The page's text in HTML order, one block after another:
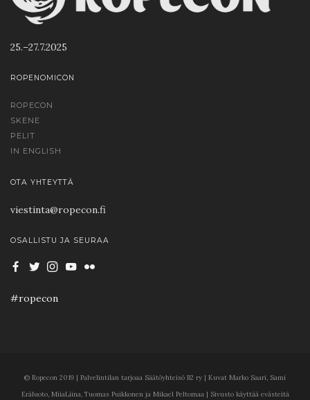
25.–27.7.2025
ROPENOMICON
ROPECON
SKENE
PELIT
IN ENGLISH
OTA YHTEYTTÄ
viestinta@ropecon.fi
OSALLISTU JA SEURAA
#ropecon
© Ropecon 2019 | Palvelintilan tarjoaa Säätöyhteisö B2 ry | Kuvat Marko Saari, Sami
Eräluoto, MiiaLiina, Tuomas Puikkonen ja Mikael Peltomaa | Sivusto käyttää evästeitä